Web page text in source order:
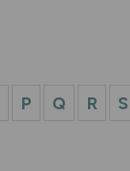
P Q R S